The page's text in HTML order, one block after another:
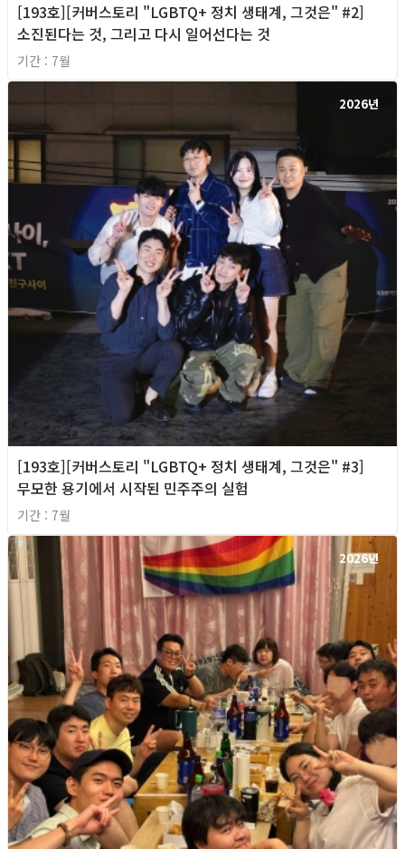
[193호][커버스토리 "LGBTQ+ 정치 생태계, 그것은" #2]
소진된다는 것, 그리고 다시 일어선다는 것
기간 : 7월
2026년
[193호][커버스토리 "LGBTQ+ 정치 생태계, 그것은" #3]
무모한 용기에서 시작된 민주주의 실험
기간 : 7월
2026년